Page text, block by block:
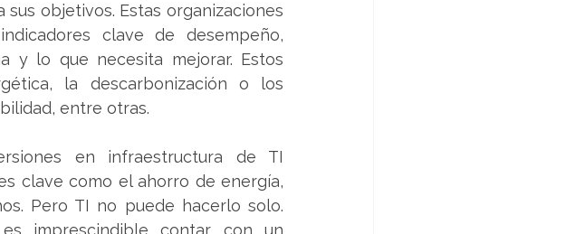
objetivos. Estas organizaciones
clave de desempeño,
y lo que necesita mejorar. Estos
la descarbonización o los
entre otras.
en infraestructura de TI
clave como el ahorro de energía,
Pero TI no puede hacerlo solo.
imprescindible contar con un